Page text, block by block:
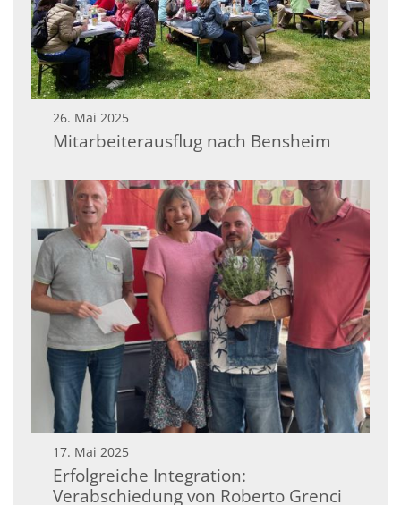
26. Mai 2025
Mitarbeiterausflug nach Bensheim
17. Mai 2025
Erfolgreiche Integration:
Verabschiedung von Roberto Grenci